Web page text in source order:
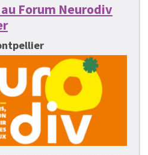
Forum Neurodiv